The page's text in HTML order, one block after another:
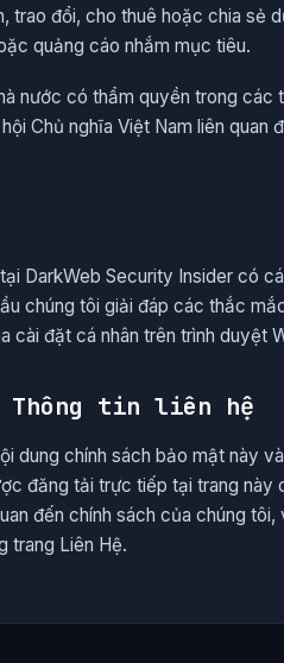
trao đổi, cho thuê hoặc chia sẻ
quảng cáo nhắm mục tiêu.
nước có thẩm quyền trong
Chủ nghĩa Việt Nam liên quan
DarkWeb Security Insider có
chúng tôi giải đáp các thắc
cài đặt cá nhân trên trình duyệt
Thông tin liên hệ
dung chính sách bảo mật này
đăng tải trực tiếp tại trang này
đến chính sách của chúng tôi,
trang Liên Hệ.